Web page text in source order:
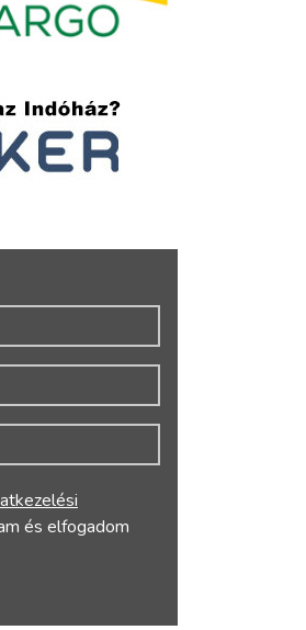
és elfogadom